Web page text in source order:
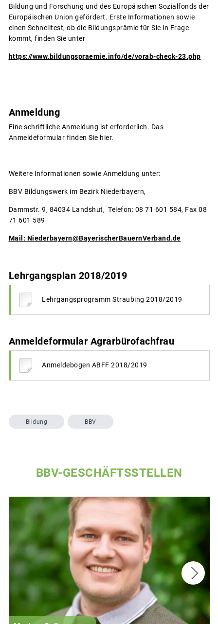
Bildung und Forschung und des Europäischen Sozialfonds der
Europäischen Union gefördert. Erste Informationen sowie
einen Schnelltest, ob die Bildungsprämie für Sie in Frage
kommt, finden Sie unter
https://www.bildungspraemie.info/de/vorab-check-23.php
Anmeldung
Eine schriftliche Anmeldung ist erforderlich. Das
Anmeldeformular finden Sie hier.
Weitere Informationen sowie Anmeldung unter:
BBV Bildungswerk im Bezirk Niederbayern,
Dammstr. 9, 84034 Landshut, Telefon: 08 71 601 584, Fax 08
71 601 589
Mail: Niederbayern@BayerischerBauernVerband.de
Lehrgangsplan 2018/2019
Lehrgangsprogramm Straubing 2018/2019
Anmeldeformular Agrarbürofachfrau
Anmeldebogen ABFF 2018/2019
Bildung BBV
BBV-GESCHÄFTSSTELLEN